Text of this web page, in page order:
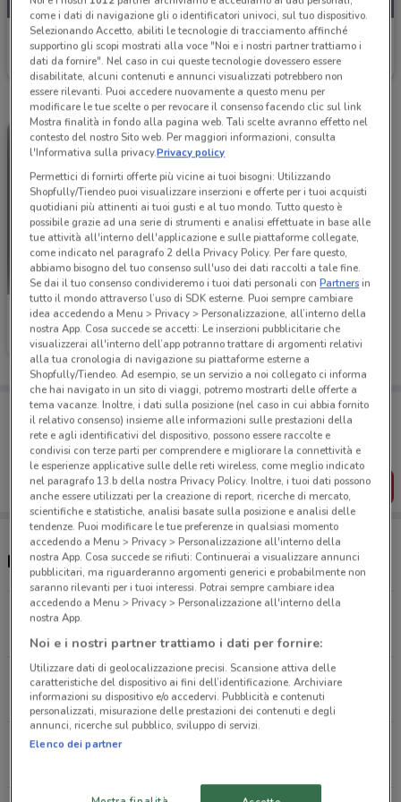
Toys Center
Scade il 26/08
Toys Center
Scade il 31/12 8.6 km
Porta DoveConviene sempre con te!
Puoi trovare le migliori offerte dei negozi vicino a te,
salvarle e creare la tua lista del risparmio, comodamente
dal tuo cellulare.
SCARICA L’APP
Negozi Toys Center a Ostia
Via Geminiano Montanari Fiumicino
8.6 km
Via Pontina, Km 27,500 Area Produttiva
17.4 km
Via Aurelia, 1334 Roma
come i dati di navigazione gli o identificatori univoci, sul tuo dispositivo.
Selezionando Accetto, abiliti le tecnologie di tracciamento affinché
supportino gli scopi mostrati alla voce "Noi e i nostri partner trattiamo i
dati da fornire". Nel caso in cui queste tecnologie dovessero essere
disabilitate, alcuni contenuti e annunci visualizzati potrebbero non
essere rilevanti. Puoi accedere nuovamente a questo menu per
modificare le tue scelte o per revocare il consenso facendo clic sul link
Mostra finalità in fondo alla pagina web. Tali scelte avranno effetto nel
contesto del nostro Sito web. Per maggiori informazioni, consulta
l'Informativa sulla privacy.Privacy policy
Permettici di fornirti offerte più vicine ai tuoi bisogni: Utilizzando
Shopfully/Tiendeo puoi visualizzare inserzioni e offerte per i tuoi acquisti
quotidiani più attinenti ai tuoi gusti e al tuo mondo. Tutto questo è
possibile grazie ad una serie di strumenti e analisi effettuate in base alle
tue attività all'interno dell'applicazione e sulle piattaforme collegate,
come indicato nel paragrafo 2 della Privacy Policy. Per fare questo,
abbiamo bisogno del tuo consenso sull'uso dei dati raccolti a tale fine.
Se dai il tuo consenso condivideremo i tuoi dati personali conPartnersin
tutto il mondo attraverso l’uso di SDK esterne. Puoi sempre cambiare
idea accedendo a Menu > Privacy > Personalizzazione, all’interno della
nostra App. Cosa succede se accetti: Le inserzioni pubblicitarie che
visualizzerai all'interno dell’app potranno trattare di argomenti relativi
alla tua cronologia di navigazione su piattaforme esterne a
Shopfully/Tiendeo. Ad esempio, se un servizio a noi collegato ci informa
che hai navigato in un sito di viaggi, potremo mostrarti delle offerte a
tema vacanze. Inoltre, i dati sulla posizione (nel caso in cui abbia fornito
il relativo consenso) insieme alle informazioni sulle prestazioni della
rete e agli identificativi del dispositivo, possono essere raccolte e
condivisi con terze parti per comprendere e migliorare la connettività e
le esperienze applicative sulle delle reti wireless, come meglio indicato
nel paragrafo 13.b della nostra Privacy Policy. Inoltre, i tuoi dati possono
anche essere utilizzati per la creazione di report, ricerche di mercato,
scientifiche e statistiche, analisi basate sulla posizione e analisi delle
tendenze. Puoi modificare le tue preferenze in qualsiasi momento
accedendo a Menu > Privacy > Personalizzazione all'interno della
nostra App. Cosa succede se rifiuti: Continuerai a visualizzare annunci
pubblicitari, ma riguarderanno argomenti generici e probabilmente non
saranno rilevanti per i tuoi interessi. Potrai sempre cambiare idea
accedendo a Menu > Privacy > Personalizzazione all'interno della
nostra App.
Noi e i nostri partner trattiamo i dati per fornire:
Utilizzare dati di geolocalizzazione precisi. Scansione attiva delle
caratteristiche del dispositivo ai fini dell’identificazione. Archiviare
informazioni su dispositivo e/o accedervi. Pubblicità e contenuti
personalizzati, misurazione delle prestazioni dei contenuti e degli
annunci, ricerche sul pubblico, sviluppo di servizi.
Elenco dei partner